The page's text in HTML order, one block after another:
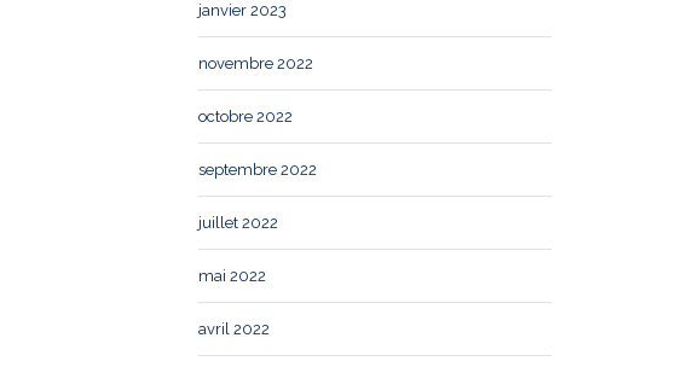
janvier 2023
novembre 2022
octobre 2022
septembre 2022
juillet 2022
mai 2022
avril 2022